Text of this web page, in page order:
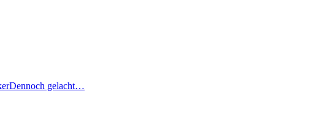
Dennoch gelacht…